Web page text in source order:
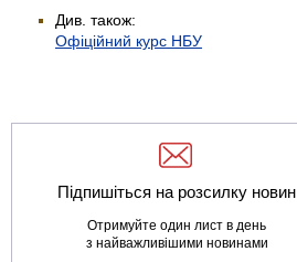
Див. також:
Офіційний курс НБУ
Підпишіться на розсилку новин
Отримуйте один лист в день
з найважливішими новинами